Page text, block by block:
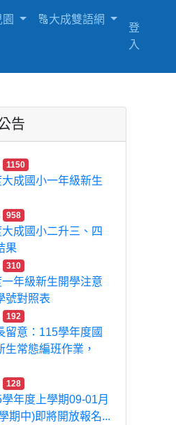
🔠大成雙語網
登
入
告
1150
成國小一年級新生
958
成國小二升三、四
果
310
年級新生開學注意
號對照表
192
留意：115學年度國
生常態編班作業，
128
年度上學期09-01月
期中)即將開放報名...